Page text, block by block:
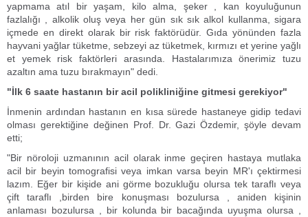
yapmama atıl bir yaşam, kilo alma, şeker , kan koyuluğunun
fazlalığı , alkolik oluş veya her gün sık sık alkol kullanma, sigara
içmede en direkt olarak bir risk faktörüdür. Gıda yönünden fazla
hayvani yağlar tüketme, sebzeyi az tüketmek, kırmızı et yerine yağlı
et yemek risk faktörleri arasında. Hastalarımıza önerimiz tuzu
azaltın ama tuzu bırakmayın" dedi.
"İlk 6 saate hastanın bir acil polikliniğine gitmesi gerekiyor"
İnmenin ardından hastanın en kısa sürede hastaneye gidip tedavi
olması gerektiğine değinen Prof. Dr. Gazi Özdemir, şöyle devam
etti;
"Bir nöroloji uzmanının acil olarak inme geçiren hastaya mutlaka
acil bir beyin tomografisi veya imkan varsa beyin MR'ı çektirmesi
lazım. Eğer bir kişide ani görme bozukluğu olursa tek taraflı veya
çift taraflı ,birden bire konuşması bozulursa , aniden kişinin
anlaması bozulursa , bir kolunda bir bacağında uyuşma olursa ,